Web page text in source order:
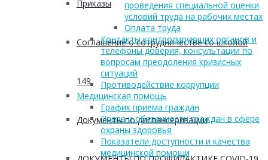
Приказы
Соглашение о сотрудничестве со школой
149
Документы по диспансеризации
проведения специальной оценки
условий труда на рабочих местах
Оплата труда
Контакты контролирующих органов и
телефоны доверия, консультации по
вопросам преодоления кризисных
ситуаций
Противодействие коррупции
Медицинская помощь
График приема граждан
Права и обязанности граждан в сфере
охраны здоровья
Показатели доступности и качества
медицинской помощи